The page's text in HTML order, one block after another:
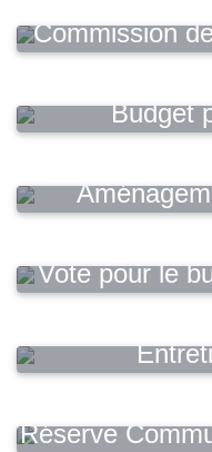
Commission
Budget
Vote pour le
Réserve